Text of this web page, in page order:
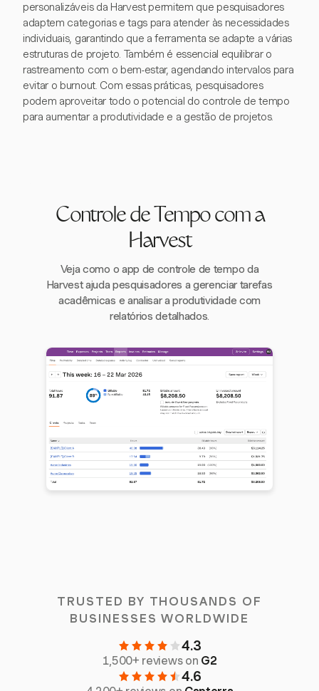
personalizáveis da Harvest permitem que pesquisadores
adaptem categorias e tags para atender às necessidades
individuais, garantindo que a ferramenta se adapte a várias
estruturas de projeto. Também é essencial equilibrar o
rastreamento com o bem-estar, agendando intervalos para
evitar o burnout. Com essas práticas, pesquisadores
podem aproveitar todo o potencial do controle de tempo
para aumentar a produtividade e a gestão de projetos.
Controle de Tempo com a
Harvest
Veja como o app de controle de tempo da
Harvest ajuda pesquisadores a gerenciar tarefas
acadêmicas e analisar a produtividade com
relatórios detalhados.
TRUSTED BY THOUSANDS OF
BUSINESSES WORLDWIDE
4.3
1,500+ reviews on G2
4.6